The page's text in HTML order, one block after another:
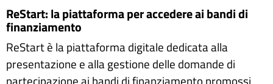
ReStart: la piattaforma per accedere ai bandi di
finanziamento
ReStart è la piattaforma digitale dedicata alla
presentazione e alla gestione delle domande di
partecipazione ai bandi di finanziamento promossi